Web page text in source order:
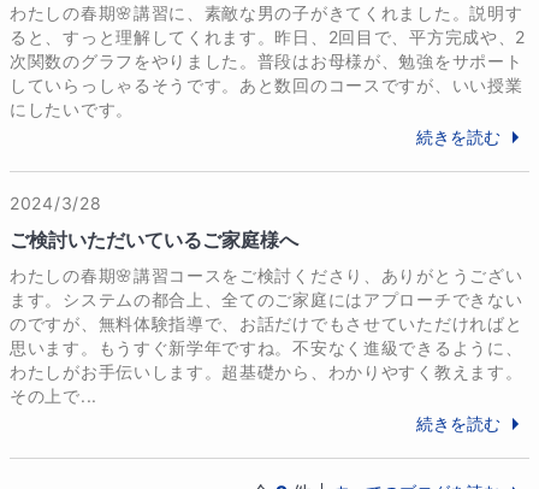
■わたしの天職
もし神様に、「どんな職業にでも就かせてあげる」と
…という話を聞いたことがあります。
わたしには、即答できるものがなかったのですが、そ
の代わり、気づくとやっていることがありました。
勉強です。
意識する以前に、していることでした。
わたしの春期🌸講習に、素敵な男の子がきてくれました。説明す
ると、すっと理解してくれます。昨日、2回目で、平方完成や、2
次関数のグラフをやりました。普段はお母様が、勉強をサポート
していらっしゃるそうです。あと数回のコースですが、いい授業
にしたいです。
続きを読む
2024/3/28
ご検討いただいているご家庭様へ
わたしの春期🌸講習コースをご検討くださり、ありがとうござい
ます。システムの都合上、全てのご家庭にはアプローチできない
のですが、無料体験指導で、お話だけでもさせていただければと
思います。もうすぐ新学年ですね。不安なく進級できるように、
わたしがお手伝いします。超基礎から、わかりやすく教えます。
その上で...
続きを読む